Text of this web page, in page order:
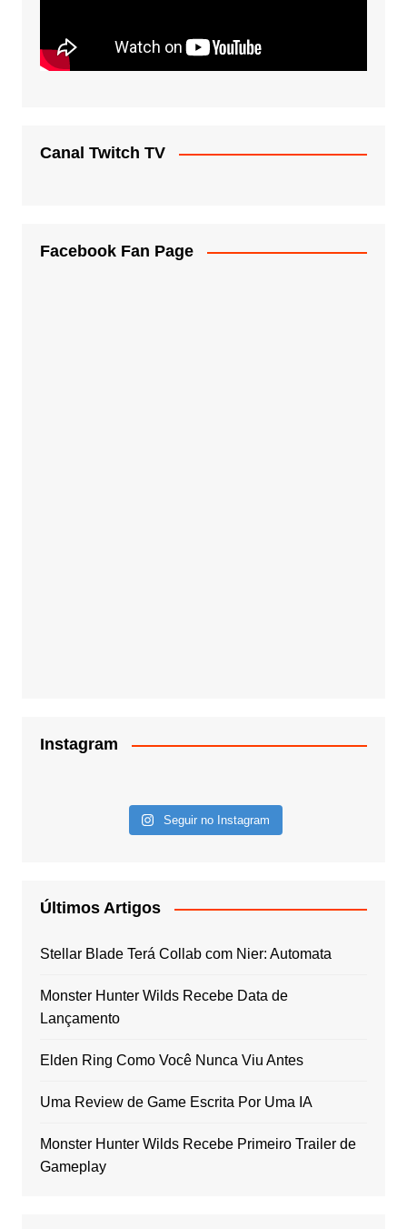
Canal Twitch TV
Facebook Fan Page
Instagram
Seguir no Instagram
Últimos Artigos
Stellar Blade Terá Collab com Nier: Automata
Monster Hunter Wilds Recebe Data de
Lançamento
Elden Ring Como Você Nunca Viu Antes
Uma Review de Game Escrita Por Uma IA
Monster Hunter Wilds Recebe Primeiro Trailer de
Gameplay